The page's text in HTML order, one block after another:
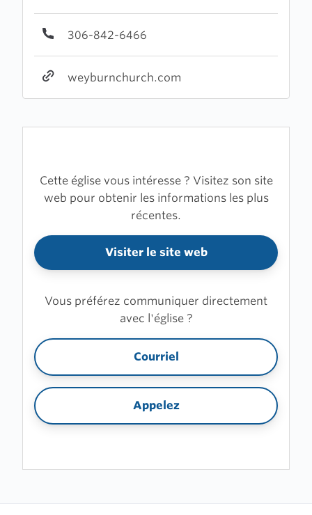
306-842-6466
weyburnchurch.com
Cette église vous intéresse ? Visitez son site
web pour obtenir les informations les plus
récentes.
Visiter le site web
Vous préférez communiquer directement
avec l'église ?
Courriel
Appelez